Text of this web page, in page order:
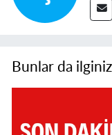
Bunlar da